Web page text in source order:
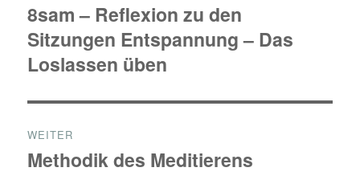
Vorheriger
Beitrag:
8sam – Reflexion zu den
Sitzungen Entspannung – Das
Loslassen üben
WEITER
Nächster
Methodik des Meditierens